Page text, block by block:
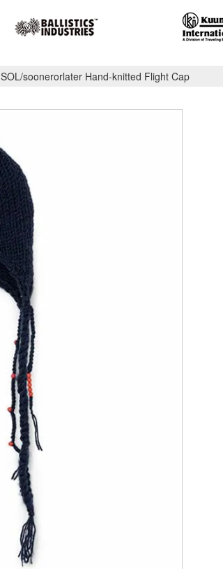
SOL/soonerorlater Hand-knitted Flight Cap